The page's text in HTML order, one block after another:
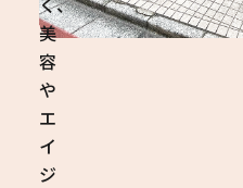
美
容
や
エ
イ
ジ